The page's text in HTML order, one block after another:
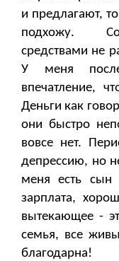
и предлагают,
подхожу.
средствами не
У меня
впечатление,
Деньги как
они быстро
вовсе нет.
депрессию, но
меня есть сын
зарплата,
вытекающее -
семья, все
благодарна!